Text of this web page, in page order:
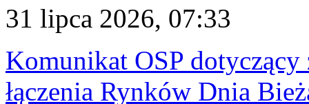
31 lipca 2026, 07:33
Komunikat OSP dotyczący
łączenia Rynków Dnia